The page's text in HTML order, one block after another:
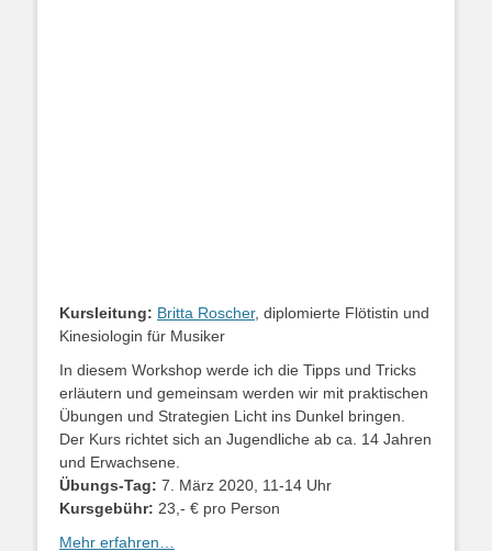
Kursleitung: Britta Roscher, diplomierte Flötistin und
Kinesiologin für Musiker
In diesem Workshop werde ich die Tipps und Tricks
erläutern und gemeinsam werden wir mit praktischen
Übungen und Strategien Licht ins Dunkel bringen.
Der Kurs richtet sich an Jugendliche ab ca. 14 Jahren
und Erwachsene.
Übungs-Tag: 7. März 2020, 11-14 Uhr
Kursgebühr: 23,- € pro Person
Mehr erfahren…